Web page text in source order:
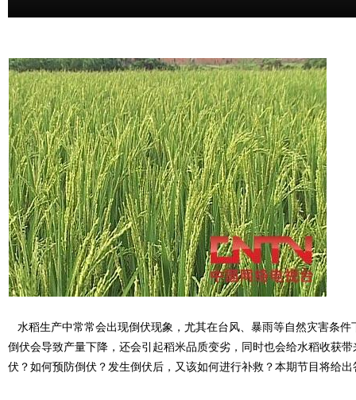
水稻生产中常常会出现倒伏现象，尤其在台风、暴雨等自然灾害条件
倒伏会导致产量下降，还会引起稻米品质变劣，同时也会给水稻收获
伏？如何预防倒伏？发生倒伏后，又该如何进行补救？本期节目将给出